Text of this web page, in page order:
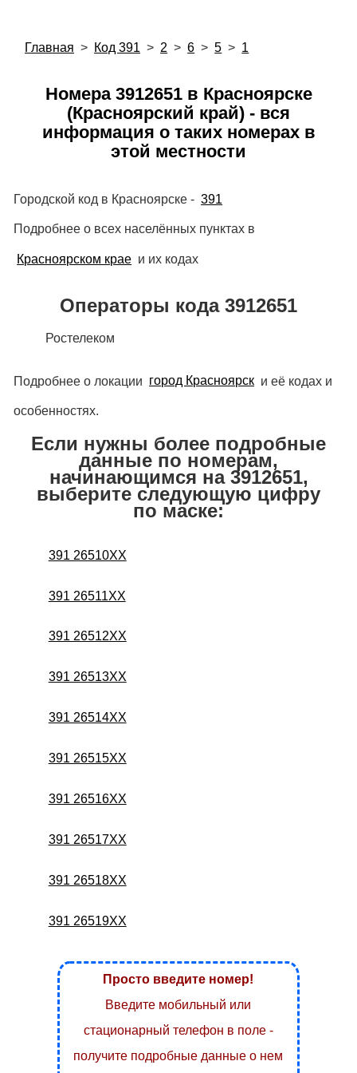
Главная > Код 391 > 2 > 6 > 5 > 1
Номера 3912651 в Красноярске
(Красноярский край) - вся
информация о таких номерах в
этой местности
Городской код в Красноярске - 391
Подробнее о всех населённых пунктах в
Красноярском крае и их кодах
Операторы кода 3912651
Ростелеком
Подробнее о локации город Красноярск и её кодах и
особенностях.
Если нужны более подробные
данные по номерам,
начинающимся на 3912651,
выберите следующую цифру
по маске:
391 26510XX
391 26511XX
391 26512XX
391 26513XX
391 26514XX
391 26515XX
391 26516XX
391 26517XX
391 26518XX
391 26519XX
Просто введите номер!
Введите мобильный или
стационарный телефон в поле -
получите подробные данные о нем